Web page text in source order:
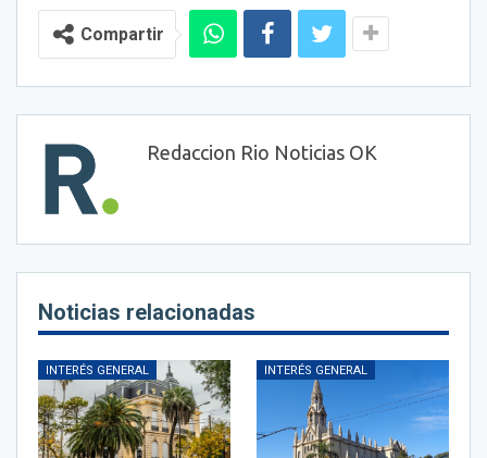
Compartir
Redaccion Rio Noticias OK
Noticias relacionadas
INTERÉS GENERAL INTERÉS GENERAL